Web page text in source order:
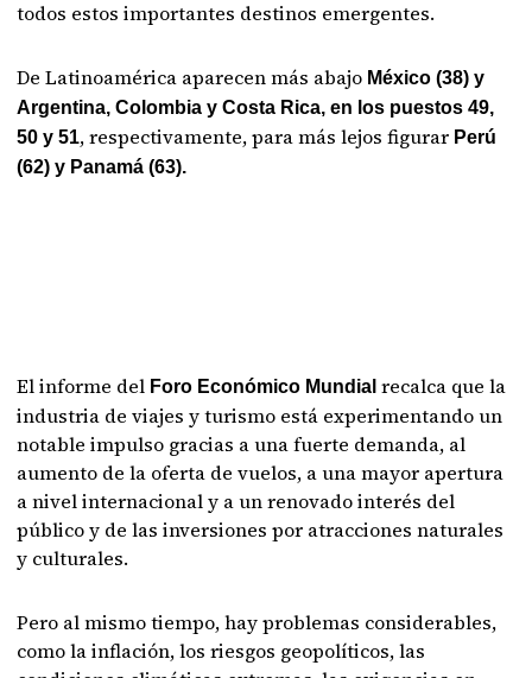
todos estos importantes destinos emergentes.
De Latinoamérica aparecen más abajo México (38) y
Argentina, Colombia y Costa Rica, en los puestos 49,
50 y 51, respectivamente, para más lejos figurar Perú
(62) y Panamá (63).
El informe del Foro Económico Mundial recalca que la
industria de viajes y turismo está experimentando un
notable impulso gracias a una fuerte demanda, al
aumento de la oferta de vuelos, a una mayor apertura
a nivel internacional y a un renovado interés del
público y de las inversiones por atracciones naturales
y culturales.
Pero al mismo tiempo, hay problemas considerables,
como la inflación, los riesgos geopolíticos, las